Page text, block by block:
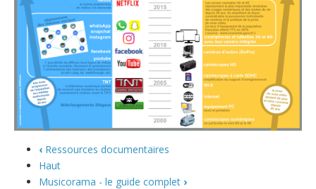
‹ Ressources documentaires
Haut
Musicorama - le guide complet ›